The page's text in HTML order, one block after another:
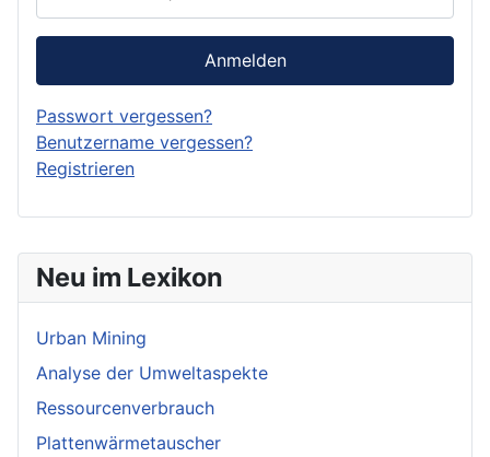
Neu im Lexikon
Urban Mining
Analyse der Umweltaspekte
Ressourcenverbrauch
Plattenwärmetauscher
Anmelden
Passwort vergessen?
Benutzername vergessen?
Registrieren